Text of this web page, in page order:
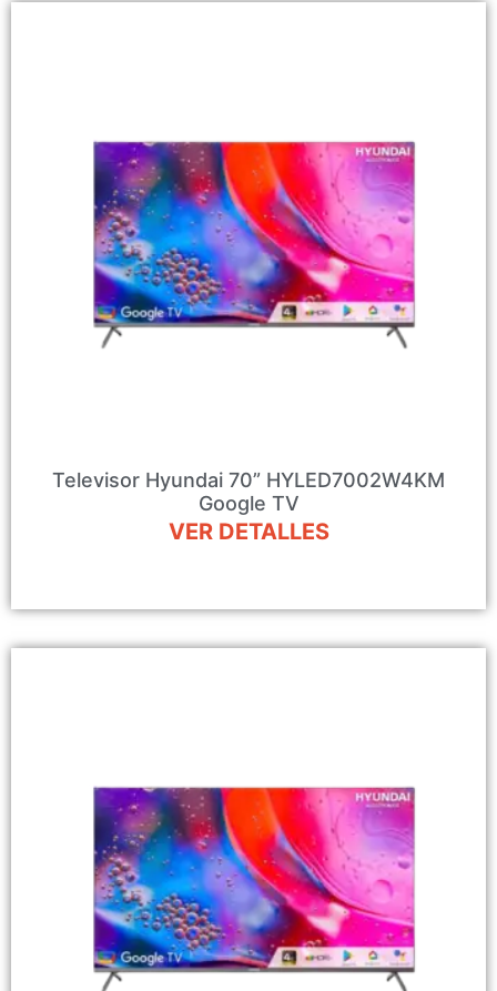
Televisor Hyundai 70” HYLED7002W4KM
Google TV
VER DETALLES